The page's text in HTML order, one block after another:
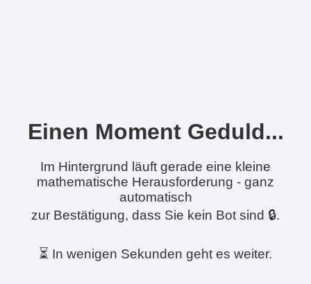
Einen Moment Geduld...
Im Hintergrund läuft gerade eine kleine
mathematische Herausforderung - ganz
automatisch
zur Bestätigung, dass Sie kein Bot sind 🔒.
⏳ In wenigen Sekunden geht es weiter.